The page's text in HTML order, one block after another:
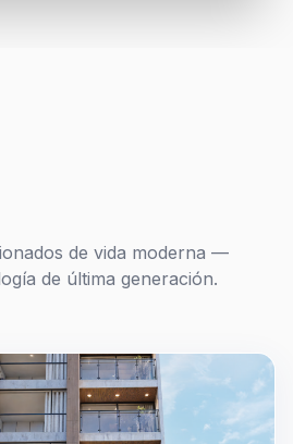
de vida moderna —
de última generación.